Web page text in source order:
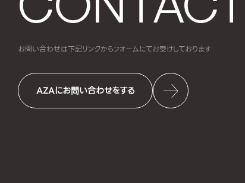
お問い合わせは下記リンクからフォームにてお受けしております
AZAにお問い合わせをする